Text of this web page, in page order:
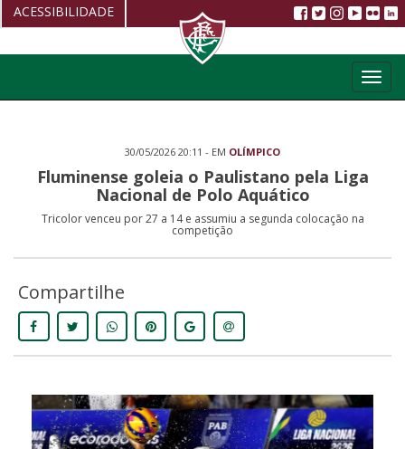
30/05/2026 20:11 - EM OLÍMPICO
Fluminense goleia o Paulistano pela Liga
Nacional de Polo Aquático
Tricolor venceu por 27 a 14 e assumiu a segunda colocação na
competição
Compartilhe
ACESSIBILIDADE